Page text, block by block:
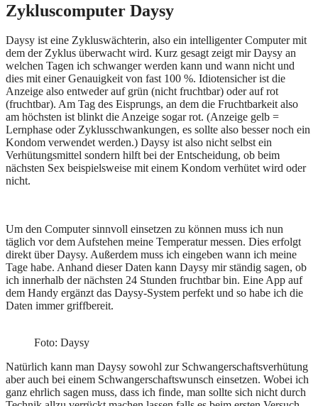
Zykluscomputer Daysy
Daysy ist eine Zykluswächterin, also ein intelligenter Computer mit
dem der Zyklus überwacht wird. Kurz gesagt zeigt mir Daysy an
welchen Tagen ich schwanger werden kann und wann nicht und
dies mit einer Genauigkeit von fast 100 %. Idiotensicher ist die
Anzeige also entweder auf grün (nicht fruchtbar) oder auf rot
(fruchtbar). Am Tag des Eisprungs, an dem die Fruchtbarkeit also
am höchsten ist blinkt die Anzeige sogar rot. (Anzeige gelb =
Lernphase oder Zyklusschwankungen, es sollte also besser noch ein
Kondom verwendet werden.) Daysy ist also nicht selbst ein
Verhütungsmittel sondern hilft bei der Entscheidung, ob beim
nächsten Sex beispielsweise mit einem Kondom verhütet wird oder
nicht.
Um den Computer sinnvoll einsetzen zu können muss ich nun
täglich vor dem Aufstehen meine Temperatur messen. Dies erfolgt
direkt über Daysy. Außerdem muss ich eingeben wann ich meine
Tage habe. Anhand dieser Daten kann Daysy mir ständig sagen, ob
ich innerhalb der nächsten 24 Stunden fruchtbar bin. Eine App auf
dem Handy ergänzt das Daysy-System perfekt und so habe ich die
Daten immer griffbereit.
Foto: Daysy
Natürlich kann man Daysy sowohl zur Schwangerschaftsverhütung
aber auch bei einem Schwangerschaftswunsch einsetzen. Wobei ich
ganz ehrlich sagen muss, dass ich finde, man sollte sich nicht durch